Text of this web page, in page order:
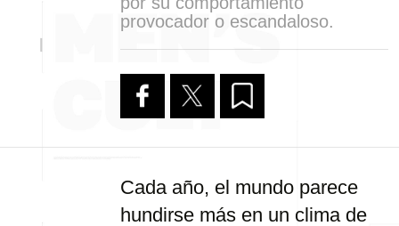
provocador o escandaloso.
Cada año, el mundo parece
hundirse más en un clima de